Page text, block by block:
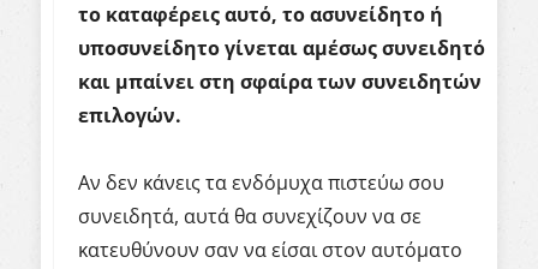
το καταφέρεις αυτό, το ασυνείδητο ή
υποσυνείδητο γίνεται αμέσως συνειδητό
και μπαίνει στη σφαίρα των συνειδητών
επιλογών.
Αν δεν κάνεις τα ενδόμυχα πιστεύω σου
συνειδητά, αυτά θα συνεχίζουν να σε
κατευθύνουν σαν να είσαι στον αυτόματο